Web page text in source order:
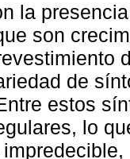
la
son
de
estos
lo